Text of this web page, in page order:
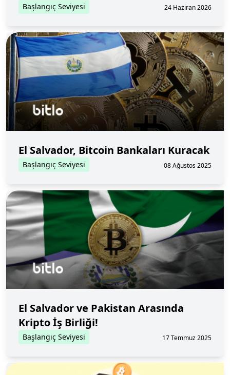
Başlangıç Seviyesi 24 Haziran 2026
El Salvador, Bitcoin Bankaları Kuracak
Başlangıç Seviyesi 08 Ağustos 2025
El Salvador ve Pakistan Arasında
Kripto İş Birliği!
Başlangıç Seviyesi 17 Temmuz 2025